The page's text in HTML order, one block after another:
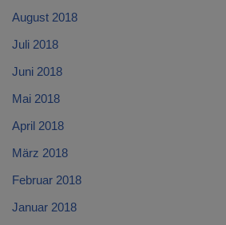
August 2018
Juli 2018
Juni 2018
Mai 2018
April 2018
März 2018
Februar 2018
Januar 2018